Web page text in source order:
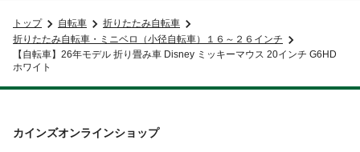
トップ 自転車
折りたたみ自転車
折りたたみ自転車・ミニベロ（小径自転車）１６～２６インチ
【自転車】26年モデル 折り畳み車 Disney ミッキーマウス 20インチ G6HD
ホワイト
カインズオンラインショップ